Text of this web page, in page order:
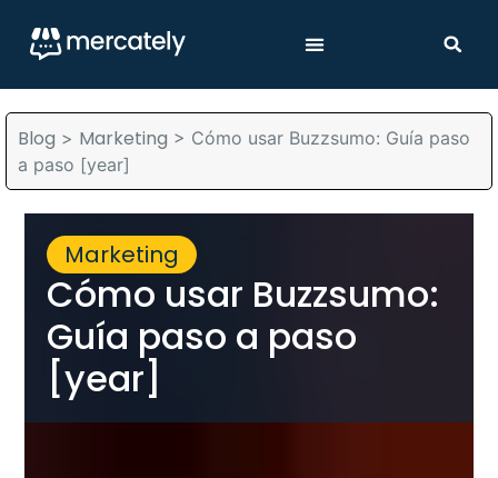
Blog > Marketing > Cómo usar Buzzsumo: Guía paso
a paso [year]
Marketing
Cómo usar Buzzsumo:
Guía paso a paso
[year]